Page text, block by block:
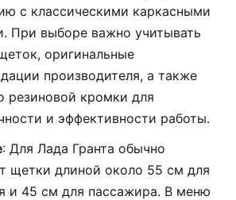
с классическими каркасными
При выборе важно учитывать
оригинальные
производителя, а также
резиновой кромки для
и эффективности работы.
: Для Лада Гранта обычно
щетки длиной около 55 см для
и 45 см для пассажира. В меню